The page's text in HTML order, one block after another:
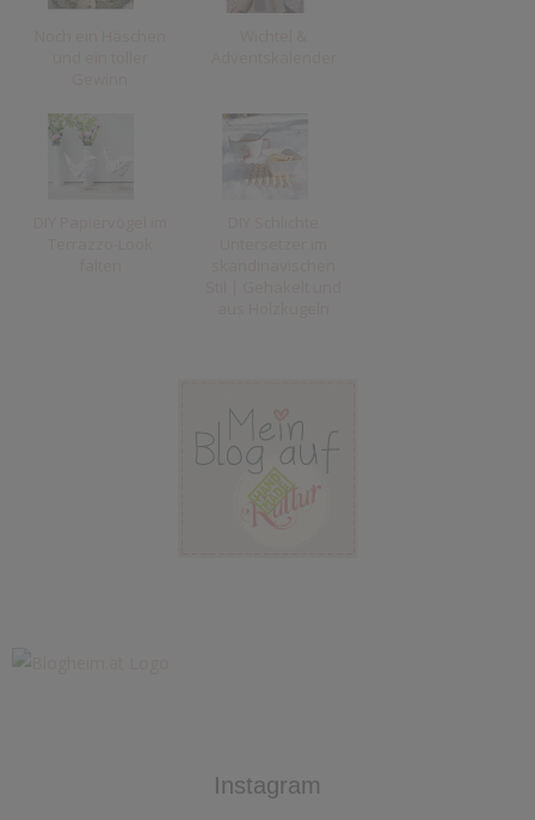
Instagram